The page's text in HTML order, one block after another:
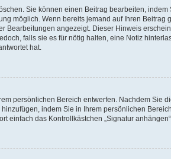
Sie können einen Beitrag bearbeiten, indem
möglich. Wenn bereits jemand auf Ihren Beitrag
angezeigt. Dieser Hinweis
falls sie es für nötig halten, eine Notiz
hat.
persönlichen Bereich entwerfen. Nachdem Sie
indem Sie in Ihrem persönlichen
einfach das Kontrollkästchen „Signatur